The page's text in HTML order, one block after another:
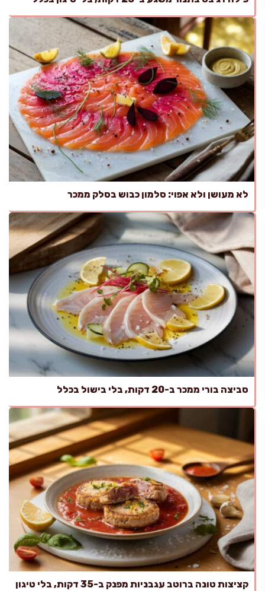
לא מעושן ולא אפוי: סלמון כבוש בסלק ממכר
סביצה בורי ממכר ב-20 דקות, בלי בישול בכלל
קציצות טונה ברוטב עגבניות מפנק ב-35 דקות, בלי טיגון